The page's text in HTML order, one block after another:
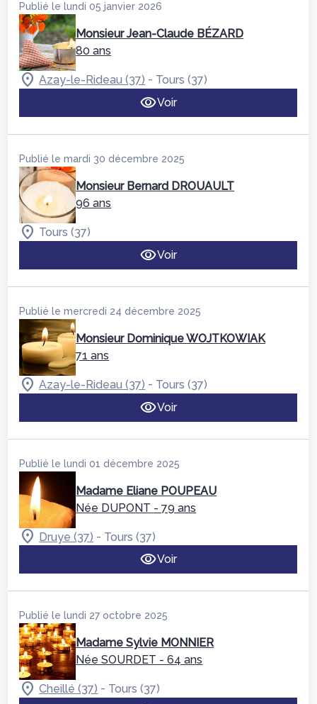
Publié le lundi 05 janvier 2026
Monsieur Jean-Claude BÉZARD
80 ans
Azay-le-Rideau (37) - Tours (37)
Voir
Publié le mardi 30 décembre 2025
Monsieur Bernard DROUAULT
96 ans
Tours (37)
Voir
Publié le mercredi 24 décembre 2025
Monsieur Dominique WOJTKOWIAK
71 ans
Azay-le-Rideau (37) - Tours (37)
Voir
Publié le lundi 01 décembre 2025
Madame Eliane POUPEAU
Née DUPONT - 79 ans
Druye (37) - Tours (37)
Voir
Publié le lundi 27 octobre 2025
Madame Sylvie MONNIER
Née SOURDET - 64 ans
Cheillé (37) - Tours (37)